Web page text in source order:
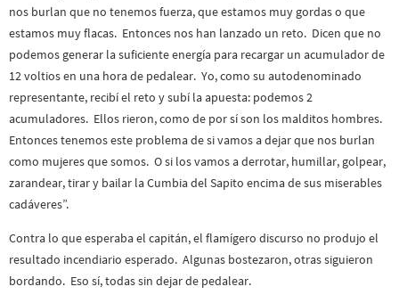
nos burlan que no tenemos fuerza, que estamos muy gordas o que
estamos muy flacas. Entonces nos han lanzado un reto. Dicen que no
podemos generar la suficiente energía para recargar un acumulador de
12 voltios en una hora de pedalear. Yo, como su autodenominado
representante, recibí el reto y subí la apuesta: podemos 2
acumuladores. Ellos rieron, como de por sí son los malditos hombres.
Entonces tenemos este problema de si vamos a dejar que nos burlan
como mujeres que somos. O si los vamos a derrotar, humillar, golpear,
zarandear, tirar y bailar la Cumbia del Sapito encima de sus miserables
cadáveres”.
Contra lo que esperaba el capitán, el flamígero discurso no produjo el
resultado incendiario esperado. Algunas bostezaron, otras siguieron
bordando. Eso sí, todas sin dejar de pedalear.